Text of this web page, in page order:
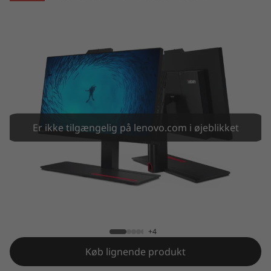
7
0
O
Er ikke tilgængelig på lenovo.com i øjeblikket
+4
Køb lignende produkt